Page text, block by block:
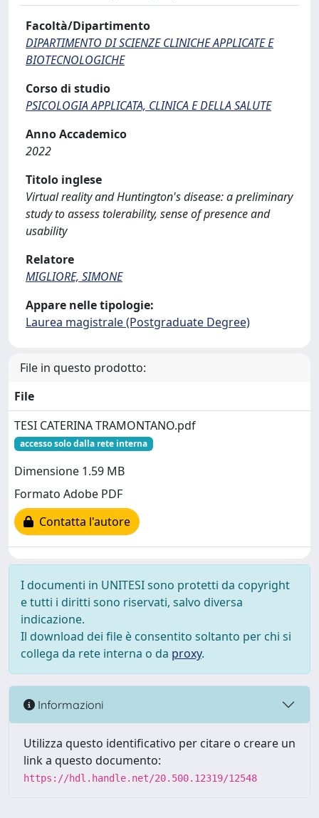
Facoltà/Dipartimento
DIPARTIMENTO DI SCIENZE CLINICHE APPLICATE E
BIOTECNOLOGICHE
Corso di studio
PSICOLOGIA APPLICATA, CLINICA E DELLA SALUTE
Anno Accademico
2022
Titolo inglese
Virtual reality and Huntington's disease: a preliminary
study to assess tolerability, sense of presence and
usability
Relatore
MIGLIORE, SIMONE
Appare nelle tipologie:
Laurea magistrale (Postgraduate Degree)
File in questo prodotto:
File
TESI CATERINA TRAMONTANO.pdf
accesso solo dalla rete interna
Dimensione 1.59 MB
Formato Adobe PDF
Contatta l'autore
I documenti in UNITESI sono protetti da copyright
e tutti i diritti sono riservati, salvo diversa
indicazione.
Il download dei file è consentito soltanto per chi si
collega da rete interna o da proxy.
Informazioni
Utilizza questo identificativo per citare o creare un
link a questo documento:
https://hdl.handle.net/20.500.12319/12548